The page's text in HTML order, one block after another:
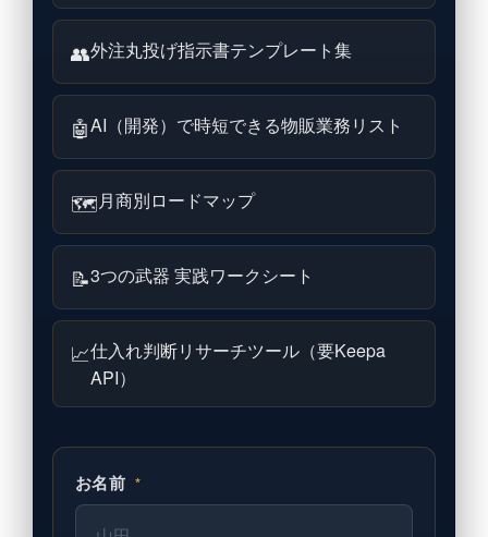
👥外注丸投げ指示書テンプレート集
🤖AI（開発）で時短できる物販業務リスト
🗺月商別ロードマップ
📝3つの武器 実践ワークシート
📈仕入れ判断リサーチツール（要Keepa
API）
お名前 *